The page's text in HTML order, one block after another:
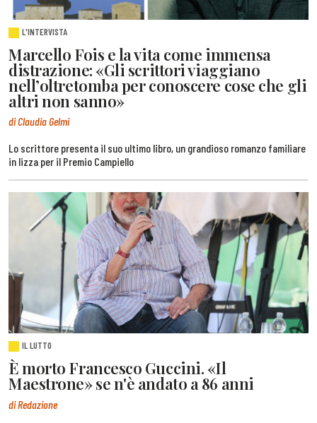
L'INTERVISTA
Marcello Fois e la vita come immensa
distrazione: «Gli scrittori viaggiano
nell’oltretomba per conoscere cose che gli
altri non sanno»
di Claudia Gelmi
Lo scrittore presenta il suo ultimo libro, un grandioso romanzo familiare
in lizza per il Premio Campiello
IL LUTTO
È morto Francesco Guccini. «Il
Maestrone» se n'è andato a 86 anni
di Redazione